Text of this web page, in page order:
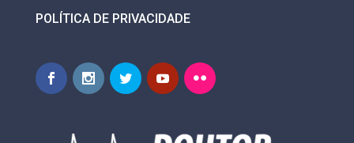
POLÍTICA DE PRIVACIDADE